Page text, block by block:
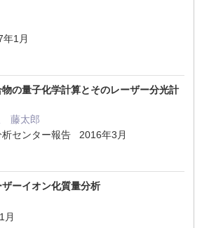
1月
の量子化学計算とそのレーザー分光計
藤太郎
析センター報告 2016年3月
ーイオン化質量分析
月